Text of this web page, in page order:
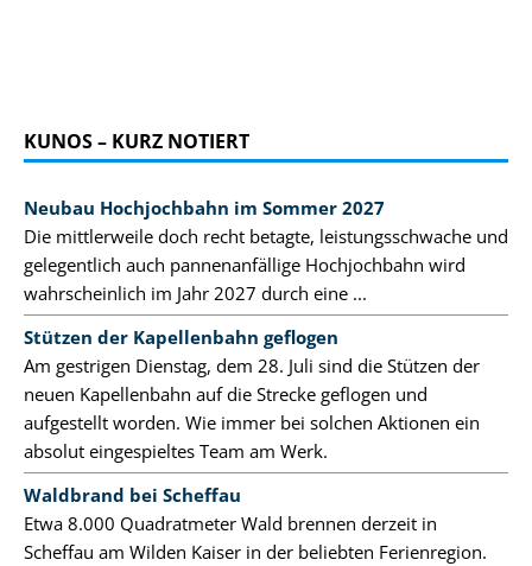
KUNOS – KURZ NOTIERT
Neubau Hochjochbahn im Sommer 2027
Die mittlerweile doch recht betagte, leistungsschwache und
gelegentlich auch pannenanfällige Hochjochbahn wird
wahrscheinlich im Jahr 2027 durch eine ...
Stützen der Kapellenbahn geflogen
Am gestrigen Dienstag, dem 28. Juli sind die Stützen der
neuen Kapellenbahn auf die Strecke geflogen und
aufgestellt worden. Wie immer bei solchen Aktionen ein
absolut eingespieltes Team am Werk.
Waldbrand bei Scheffau
Etwa 8.000 Quadratmeter Wald brennen derzeit in
Scheffau am Wilden Kaiser in der beliebten Ferienregion.